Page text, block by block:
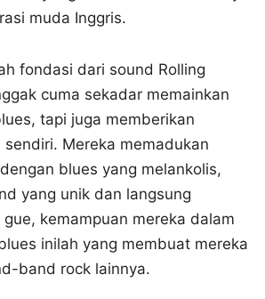
muda Inggris.
fondasi dari sound Rolling
cuma sekadar memainkan
tapi juga memberikan
Mereka memadukan
blues yang melankolis,
yang unik dan langsung
kemampuan mereka dalam
inilah yang membuat mereka
band rock lainnya.